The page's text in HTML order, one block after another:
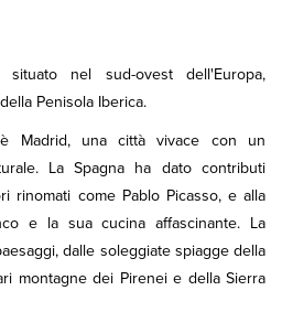
nel sud-ovest dell'Europa,
Penisola Iberica.
Madrid, una città vivace con un
La Spagna ha dato contributi
rinomati come Pablo Picasso, e alla
e la sua cucina affascinante. La
dalle soleggiate spiagge della
montagne dei Pirenei e della Sierra